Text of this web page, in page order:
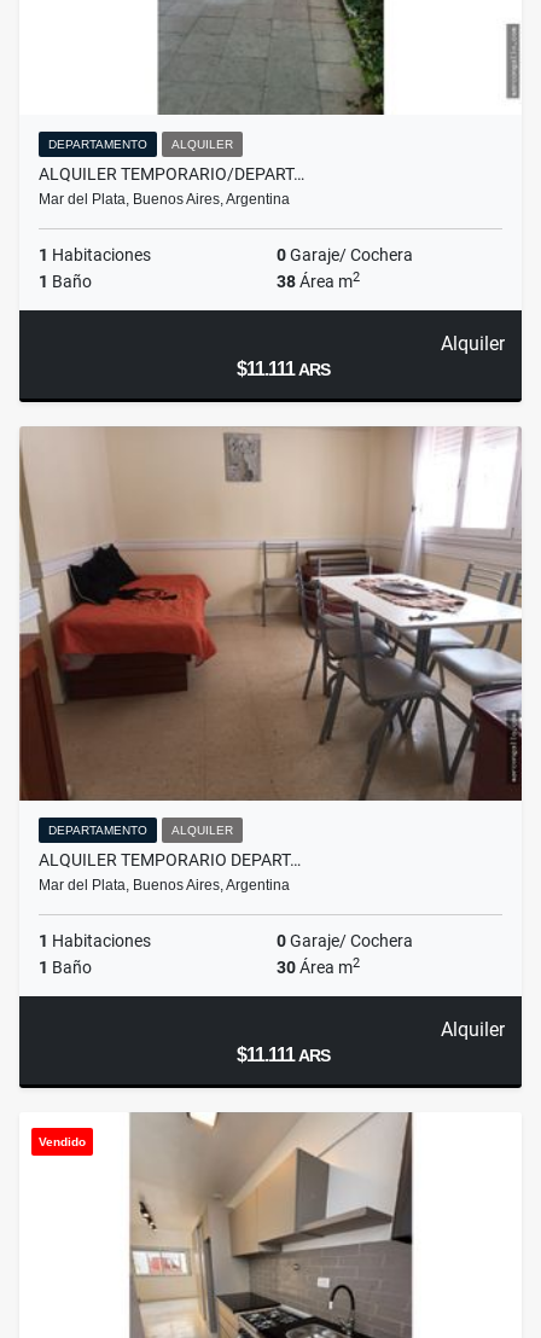
DEPARTAMENTO ALQUILER
ALQUILER TEMPORARIO/DEPART…
Mar del Plata, Buenos Aires, Argentina
1 Habitaciones 0Garaje/ Cochera
1 Baño 38Área m2
Alquiler
$11.111ARS
DEPARTAMENTO ALQUILER
ALQUILER TEMPORARIO DEPART…
Mar del Plata, Buenos Aires, Argentina
1 Habitaciones 0Garaje/ Cochera
1 Baño 30Área m2
Alquiler
$11.111ARS
Vendido